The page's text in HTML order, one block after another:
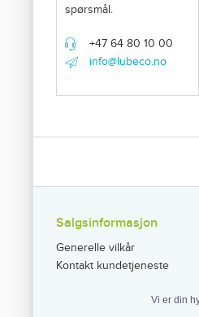
spørsmål.
+47 64 80 10 00
info@lubeco.no
Salgsinformasjon
Generelle vilkår
Kontakt kundetjeneste
Vi er din